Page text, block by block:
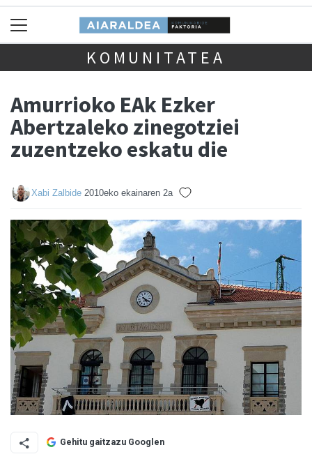
KOMUNITATEA
Amurrioko EAk Ezker
Abertzaleko zinegotziei
zuzentzeko eskatu die
Xabi Zalbide 2010eko ekainaren 2a
Gehitu gaitzazu Googlen